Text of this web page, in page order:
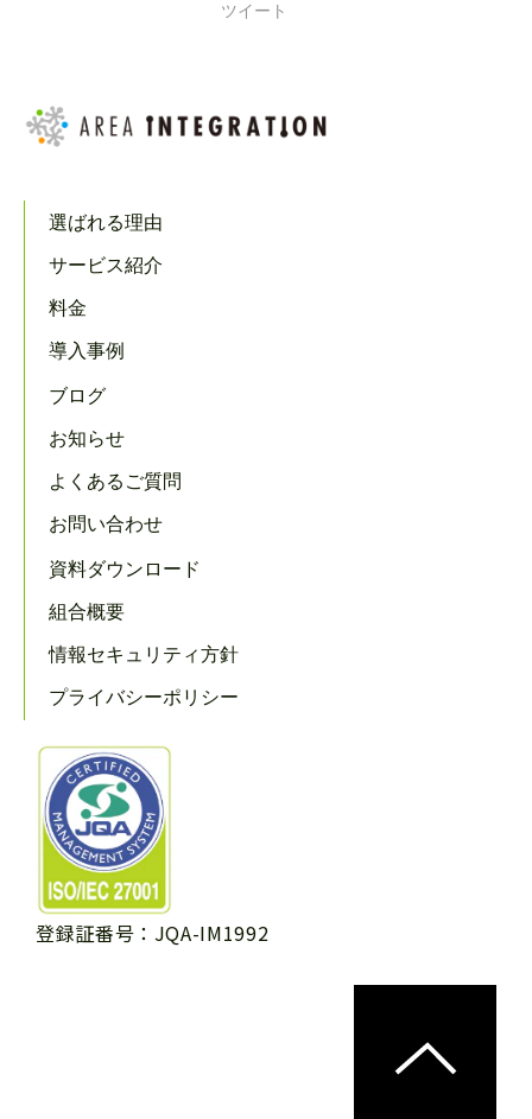
ツイート
選ばれる理由
サービス紹介
料金
導入事例
ブログ
お知らせ
よくあるご質問
お問い合わせ
資料ダウンロード
組合概要
情報セキュリティ方針
プライバシーポリシー
登録証番号：JQA-IM1992